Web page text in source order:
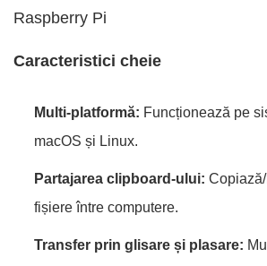
Raspberry Pi
Caracteristici cheie
Multi-platformă: Funcționează pe
macOS și Linux.
Partajarea clipboard-ului:
fișiere între computere.
Transfer prin glisare și plasare: